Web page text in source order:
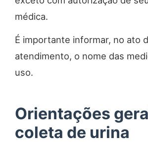
médica.
É importante informar, no ato
atendimento, o nome das
uso.
Orientações
coleta de urina